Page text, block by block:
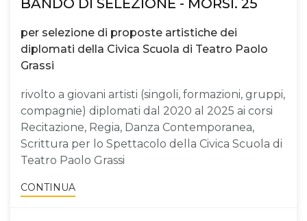
BANDO DI SELEZIONE - MORSI. 25
per selezione di proposte artistiche dei
diplomati della Civica Scuola di Teatro Paolo
Grassi
rivolto a giovani artisti (singoli, formazioni, gruppi,
compagnie) diplomati dal 2020 al 2025 ai corsi
Recitazione, Regia, Danza Contemporanea,
Scrittura per lo Spettacolo della Civica Scuola di
Teatro Paolo Grassi
CONTINUA